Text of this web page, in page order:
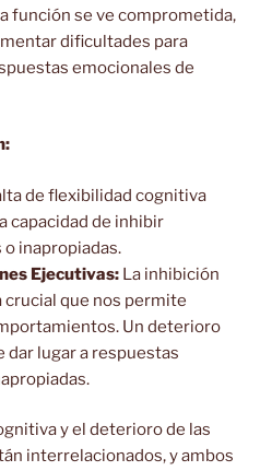
función se ve comprometida,
dificultades para
emocionales de
de flexibilidad cognitiva
capacidad de inhibir
inapropiadas.
Ejecutivas: La inhibición
que nos permite
Un deterioro
dar lugar a respuestas
y el deterioro de las
interrelacionados, y ambos